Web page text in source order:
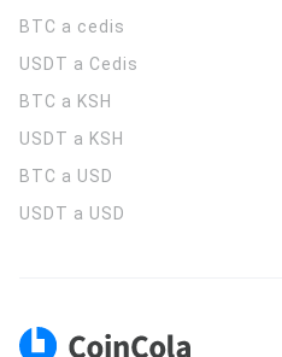
BTC a cedis
USDT a Cedis
BTC a KSH
USDT a KSH
BTC a USD
USDT a USD